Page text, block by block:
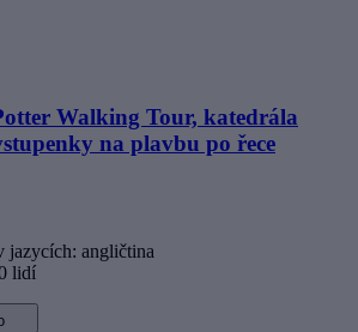
Walking Tour, katedrála
na plavbu po řece
jazycích: angličtina
lidí